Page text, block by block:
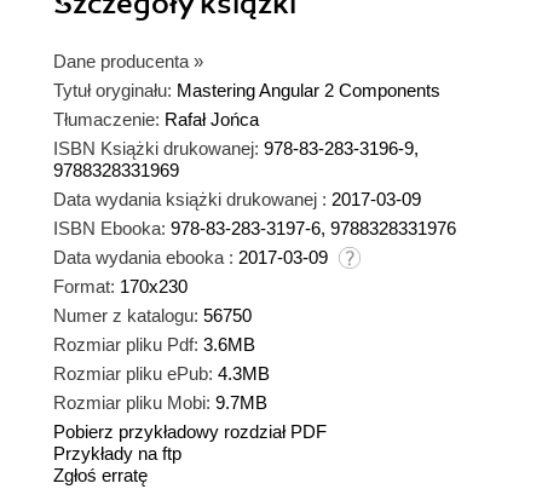
Dane producenta »
Tytuł oryginału: Mastering Angular 2 Components
Tłumaczenie: Rafał Jońca
ISBN Książki drukowanej: 978-83-283-3196-9,
9788328331969
Data wydania książki drukowanej : 2017-03-09
ISBN Ebooka: 978-83-283-3197-6, 9788328331976
Data wydania ebooka : 2017-03-09
Format: 170x230
Numer z katalogu: 56750
Rozmiar pliku Pdf: 3.6MB
Rozmiar pliku ePub: 4.3MB
Rozmiar pliku Mobi: 9.7MB
Pobierz przykładowy rozdział PDF
Przykłady na ftp
Zgłoś erratę